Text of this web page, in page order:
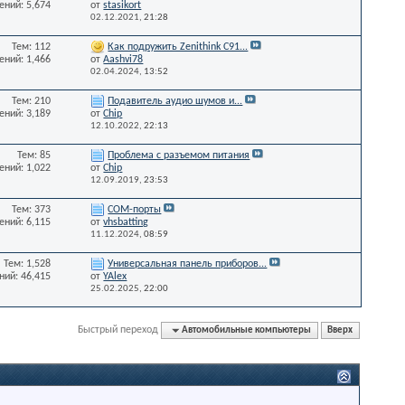
5,674 отstasikort
02.12.2021,21:28
Тем: 112
1,466
Как подружить Zenithink С91...
отAashvi78
02.04.2024, 13:52
Тем: 210
3,189
Подавитель аудио шумов и...
отChip
12.10.2022,22:13
Тем: 85
1,022
Проблема с разъемом питания
отChip
12.09.2019,23:53
Тем: 373
6,115
СОМ-порты
отvhsbatting
11.12.2024,08:59
Тем: 1,528
46,415
Универсальная панель приборов...
отYAlex
25.02.2025,22:00
Быстрый переход Автомобильные компьютеры Вверх